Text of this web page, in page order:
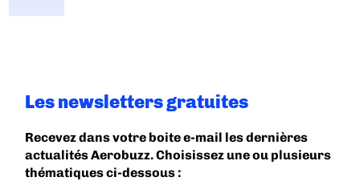
Les newsletters gratuites
Recevez dans votre boite e-mail les dernières
actualités Aerobuzz. Choisissez une ou plusieurs
thématiques ci-dessous :